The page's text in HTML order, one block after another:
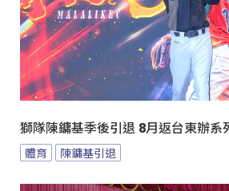
獅隊陳鏞基季後引退 8月返台東辦系
體育 陳鏞基引退